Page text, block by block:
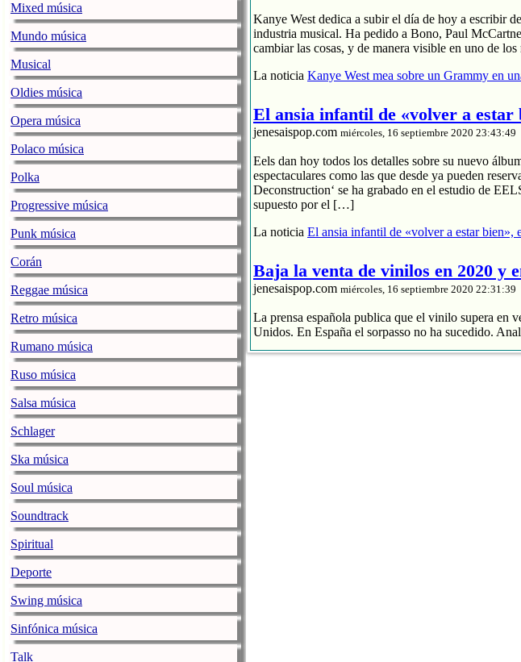
Mixed música
Mundo música
Musical
Oldies música
Opera música
Polaco música
Polka
Progressive música
Punk música
Corán
Reggae música
Retro música
Rumano música
Ruso música
Salsa música
Schlager
Ska música
Soul música
Soundtrack
Spiritual
Deporte
Swing música
Sinfónica música
Talk
Kanye West dedica a subir el día de hoy a escribir
industria musical. Ha pedido a Bono, Paul
cambiar las cosas, y de manera visible en uno de
La noticia Kanye West mea sobre un Grammy en
El ansia infantil de «volver a estar
jenesaispop.com miércoles, 16 septiembre 2020 23:43:49
Eels dan hoy todos los detalles sobre su nuevo
espectaculares como las que desde ya pueden
Deconstruction‘ se ha grabado en el estudio de
supuesto por el […]
La noticia El ansia infantil de «volver a estar bien»,
Baja la venta de vinilos en 2020 y
jenesaispop.com miércoles, 16 septiembre 2020 22:31:39
La prensa española publica que el vinilo supera en
Unidos. En España el sorpasso no ha sucedido.
El streaming produce un 88% de los ingresos